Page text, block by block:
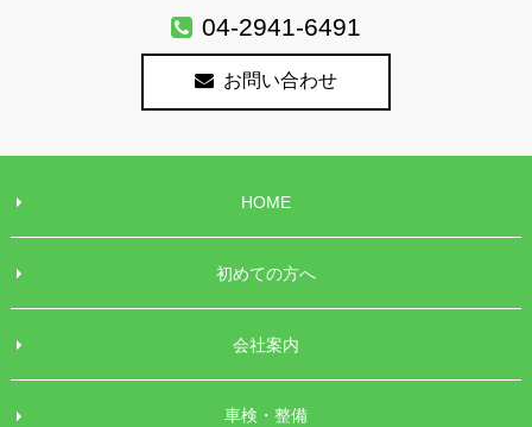
04-2941-6491
お問い合わせ
HOME
初めての方へ
会社案内
車検・整備